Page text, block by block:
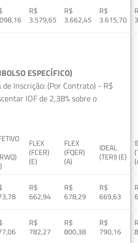
R$
3.579,65
R$
3.662,45
R$
3.615,70
ESPECÍFICO)
Inscrição: (Por Contrato) - R$
IOF de 2,38% sobre o
FLEX
(FCER)
(E)
FLEX
(FQER)
(A)
IDEAL
(TERI) (E)
R$
662,94
R$
678,29
R$
669,63
R$
782,27
R$
800,38
R$
790,16